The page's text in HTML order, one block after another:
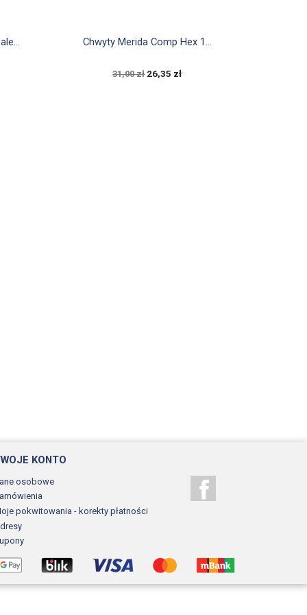
Szybki podgląd
Chwyty Merida Comp Hex 1...
31,00 zł 26,35 zł
KONTO
osobowe
pokwitowania - korekty płatności